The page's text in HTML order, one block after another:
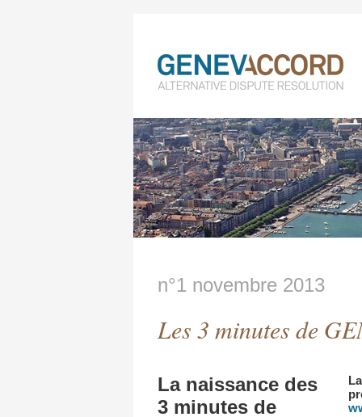
n°1 novembre 2013
Les 3 minutes de
La naissance des
3 minutes de